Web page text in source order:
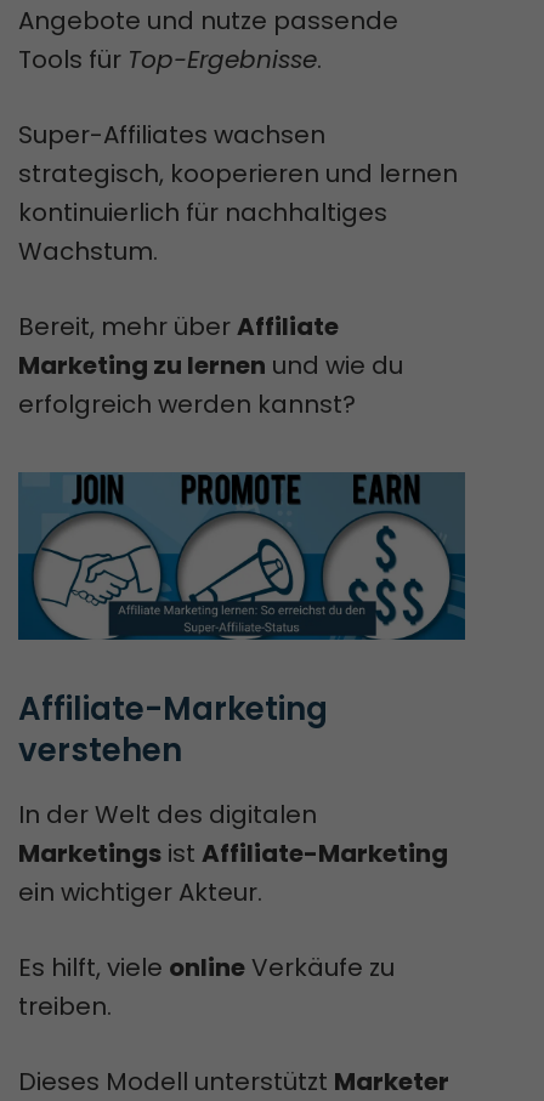
Angebote und nutze passende
Tools für Top-Ergebnisse.
Super-Affiliates wachsen
strategisch, kooperieren und lernen
kontinuierlich für nachhaltiges
Wachstum.
Bereit, mehr überAffiliate
Marketing zu lernen und wie du
erfolgreich werden kannst?
Affiliate-Marketing
verstehen
In der Welt des digitalen
Marketings ist Affiliate-Marketing
ein wichtiger Akteur.
Es hilft, viele onlineVerkäufe zu
treiben.
Dieses Modell unterstützt Marketer